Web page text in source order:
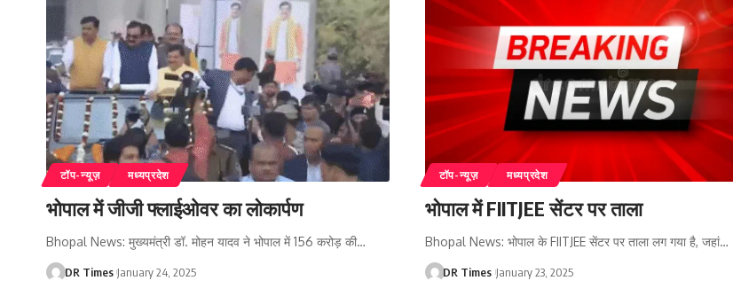
टॉप-न्यूज़ मध्यप्रदेश
भोपाल में जीजी फ्लाईओवर का लोकार्पण
Bhopal News: मुख्यमंत्री डॉ. मोहन यादव ने भोपाल में 156 करोड़ की…
DR Times January 24, 2025
टॉप-न्यूज़ मध्यप्रदेश
भोपाल में FIITJEE सेंटर पर ताला
Bhopal News: भोपाल के FIITJEE सेंटर पर ताला लग गया है, जहां…
DR Times January 23, 2025